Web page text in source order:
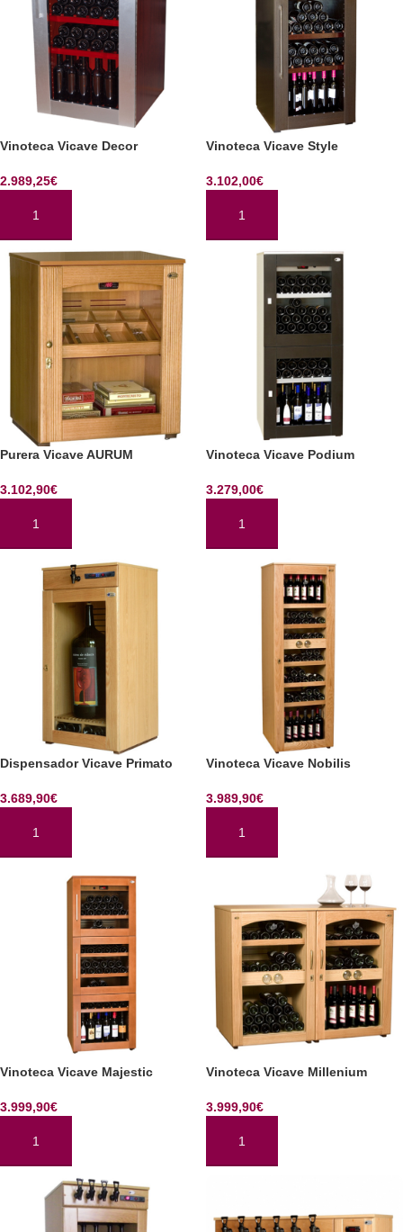
Vinoteca Vicave Decor
2.989,25€
AÑADIR AL CARRITO
Vinoteca Vicave Style
3.102,00€
AÑADIR AL CARRITO
Purera Vicave AURUM
3.102,90€
AÑADIR AL CARRITO
Vinoteca Vicave Podium
3.279,00€
AÑADIR AL CARRITO
Dispensador Vicave Primato
3.689,90€
AÑADIR AL CARRITO
Vinoteca Vicave Nobilis
3.989,90€
AÑADIR AL CARRITO
Vinoteca Vicave Majestic
3.999,90€
AÑADIR AL CARRITO
Vinoteca Vicave Millenium
3.999,90€
AÑADIR AL CARRITO